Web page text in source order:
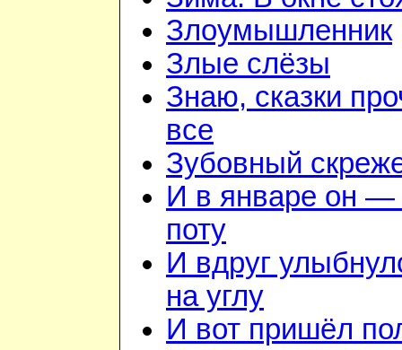
Злоумышленник
Злые слёзы
Знаю, сказки
все
Зубовный
И в январе он —
поту
И вдруг
на углу
И вот пришёл